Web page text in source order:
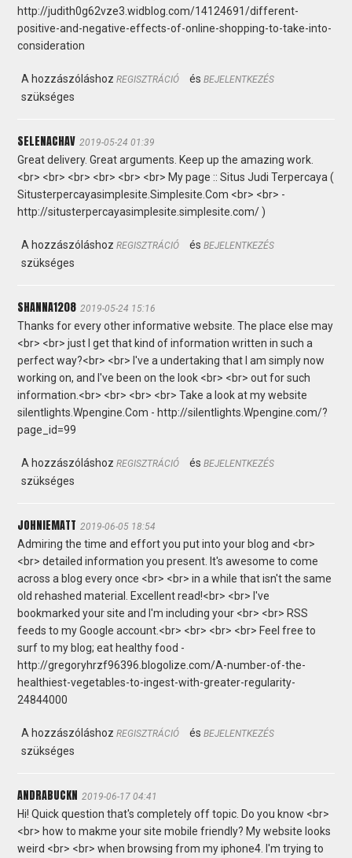
http://judith0g62vze3.widblog.com/14124691/different-
positive-and-negative-effects-of-online-shopping-to-take-into-
consideration
A hozzászóláshozREGISZTRÁCIÓ ésBEJELENTKEZÉS
szükséges
SELENACHAV 2019-05-24 01:39
Great delivery. Great arguments. Keep up the amazing work.
<br> <br> <br> <br> <br> <br> My page :: Situs Judi Terpercaya (
Situsterpercayasimplesite.Simplesite.Com <br> <br> -
http://situsterpercayasimplesite.simplesite.com/ )
A hozzászóláshozREGISZTRÁCIÓ ésBEJELENTKEZÉS
szükséges
SHANNA1208 2019-05-24 15:16
Thanks for every other informative website. The place else may
<br> <br> just I get that kind of information written in such a
perfect way?<br> <br> I've a undertaking that I am simply now
working on, and I've been on the look <br> <br> out for such
information.<br> <br> <br> <br> Take a look at my website
silentlights.Wpengine.Com - http://silentlights.Wpengine.com/?
page_id=99
A hozzászóláshozREGISZTRÁCIÓ ésBEJELENTKEZÉS
szükséges
JOHNIEMATT 2019-06-05 18:54
Admiring the time and effort you put into your blog and <br>
<br> detailed information you present. It's awesome to come
across a blog every once <br> <br> in a while that isn't the same
old rehashed material. Excellent read!<br> <br> I've
bookmarked your site and I'm including your <br> <br> RSS
feeds to my Google account.<br> <br> <br> <br> Feel free to
surf to my blog; eat healthy food -
http://gregoryhrzf96396.blogolize.com/A-number-of-the-
healthiest-vegetables-to-ingest-with-greater-regularity-
24844000
A hozzászóláshozREGISZTRÁCIÓ ésBEJELENTKEZÉS
szükséges
ANDRABUCKN 2019-06-17 04:41
Hi! Quick question that's completely off topic. Do you know <br>
<br> how to makme your site mobile friendly? My website looks
weird <br> <br> when browsing from my iphone4. I'm trying to